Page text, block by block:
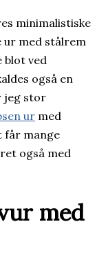
minimalistiske
ur med stålrem
blot ved
også en
jeg stor
ur med
får mange
også med
med